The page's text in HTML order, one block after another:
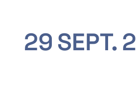
29SEPT.